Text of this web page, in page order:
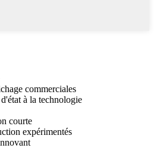
commerciales
à la technologie
courte
expérimentés